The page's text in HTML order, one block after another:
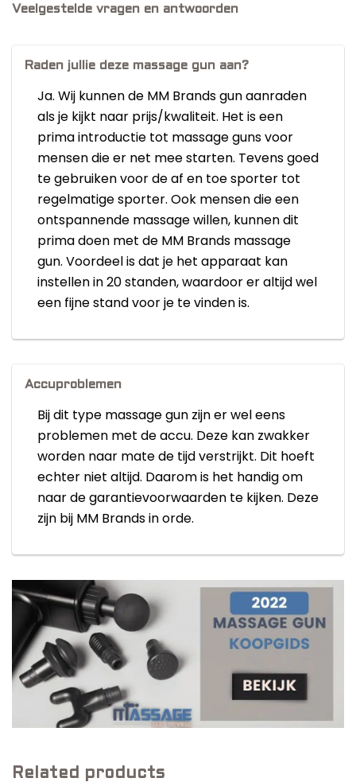
Veelgestelde vragen en antwoorden
Raden jullie deze massage gun aan?
Ja. Wij kunnen de MM Brands gun aanraden
als je kijkt naar prijs/kwaliteit. Het is een
prima introductie tot massage guns voor
mensen die er net mee starten. Tevens goed
te gebruiken voor de af en toe sporter tot
regelmatige sporter. Ook mensen die een
ontspannende massage willen, kunnen dit
prima doen met de MM Brands massage
gun. Voordeel is dat je het apparaat kan
instellen in 20 standen, waardoor er altijd wel
een fijne stand voor je te vinden is.
Accuproblemen
Bij dit type massage gun zijn er wel eens
problemen met de accu. Deze kan zwakker
worden naar mate de tijd verstrijkt. Dit hoeft
echter niet altijd. Daarom is het handig om
naar de garantievoorwaarden te kijken. Deze
zijn bij MM Brands in orde.
Related products